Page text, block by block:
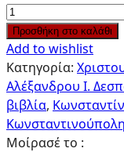
was:
€40.00.
τιμή
είναι:
€10.00.
Ποσότητα
Προσθήκη στο καλάθι
Add to wishlist
Κατηγορία:
Αλέξανδρου Ι.
βιβλία,
Κωνσταντινούπολη
Μοίρασέ το :